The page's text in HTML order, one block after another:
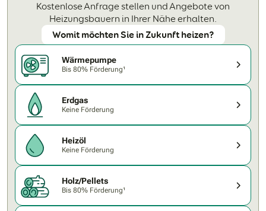
Kostenlose Anfrage stellen und Angebote von
Heizungsbauern in Ihrer Nähe erhalten.
Womit möchten Sie in Zukunft heizen?
Wärmepumpe
Bis 80% Förderung¹
Erdgas
Keine Förderung
Heizöl
Keine Förderung
Holz/Pellets
Bis 80% Förderung¹